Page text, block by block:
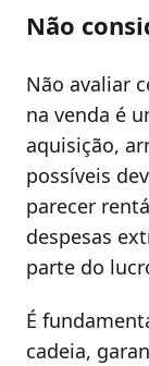
Não
Não avaliar
na venda é
aquisição,
possíveis
parecer
despesas
parte do
É
cadeia,